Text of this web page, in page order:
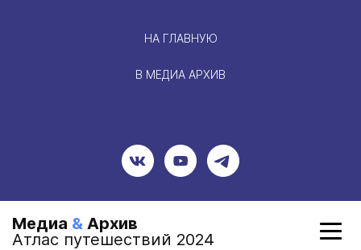
НА ГЛАВНУЮ
В МЕДИА АРХИВ
Медиа & Архив
Атлас путешествий 2024